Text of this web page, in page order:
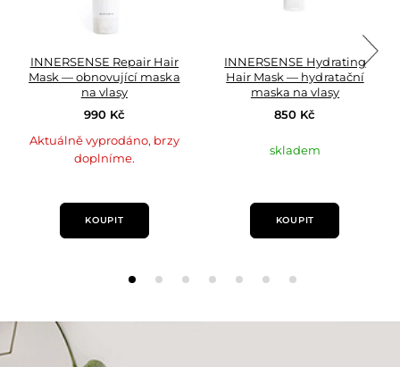
LAVANDULA ANGUSTIFOLIA
Zabraňuje vypadávání vlasů
Má protizánětlivé a dezinfekční účinky
Ručně malované akvarely od
INNERSENSE Repair Hair
Mask — obnovující maska
na vlasy
990 Kč
Aktuálně vyprodáno, brzy
doplníme.
KOUPIT
INNERSENSE Hydrating
Hair Mask — hydratační
maska na vlasy
850 Kč
skladem
KOUPIT